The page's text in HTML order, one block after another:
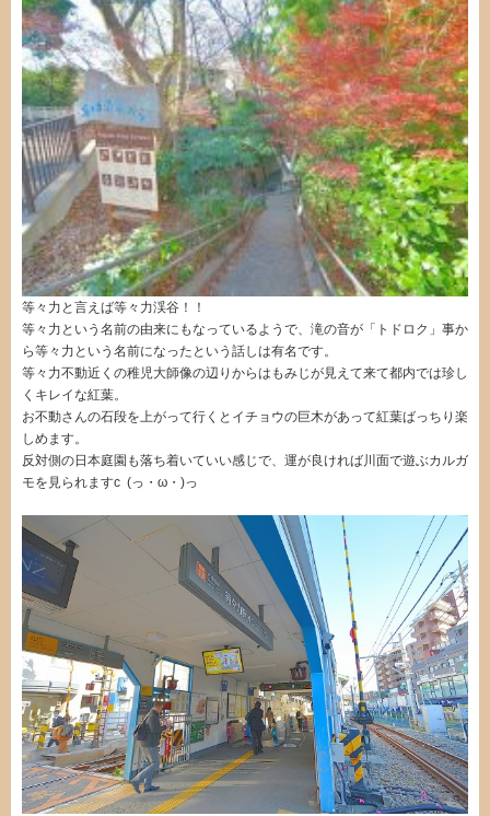
等々力と言えば等々力渓谷！！
等々力という名前の由来にもなっているようで、滝の音が「トドロク」事か
ら等々力という名前になったという話しは有名です。
等々力不動近くの稚児大師像の辺りからはもみじが見えて来て都内では珍し
くキレイな紅葉。
お不動さんの石段を上がって行くとイチョウの巨木があって紅葉ばっちり楽
しめます。
反対側の日本庭園も落ち着いていい感じで、運が良ければ川面で遊ぶカルガ
モを見られますc (っ・ω・)っ